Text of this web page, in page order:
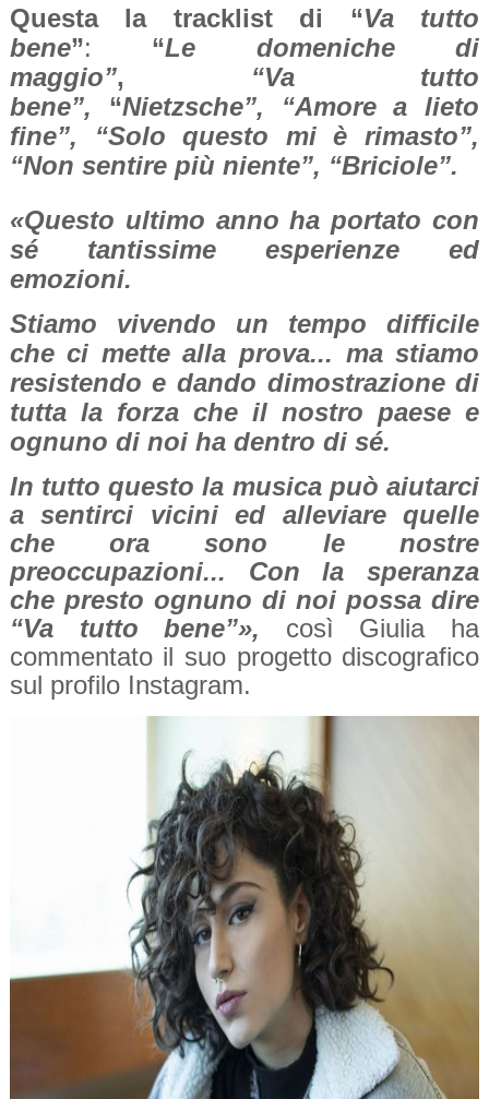
Questa la tracklist di “Va tutto
bene”: “Le domeniche di
maggio”, “Va tutto
bene”, “Nietzsche”, “Amore a lieto
fine”, “Solo questo mi è rimasto”,
“Non sentire più niente”, “Briciole”.
«Questo ultimo anno ha portato con
sé tantissime esperienze ed
emozioni.
Stiamo vivendo un tempo difficile
che ci mette alla prova... ma stiamo
resistendo e dando dimostrazione di
tutta la forza che il nostro paese e
ognuno di noi ha dentro di sé.
In tutto questo la musica può aiutarci
a sentirci vicini ed alleviare quelle
che ora sono le nostre
preoccupazioni... Con la speranza
che presto ognuno di noi possa dire
“Va tutto bene”», così Giulia ha
commentato il suo progetto discografico
sul profilo Instagram.